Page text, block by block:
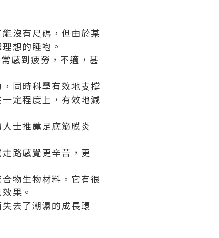
沒有尺碼，但由於某
想的睡袍。
感到疲勞，不適，甚
同時科學有效地支撐
定程度上，有效地減
士推薦足底筋膜炎
路感覺更辛苦，更
物生物材料。它有很
果。
去了潮濕的成長環